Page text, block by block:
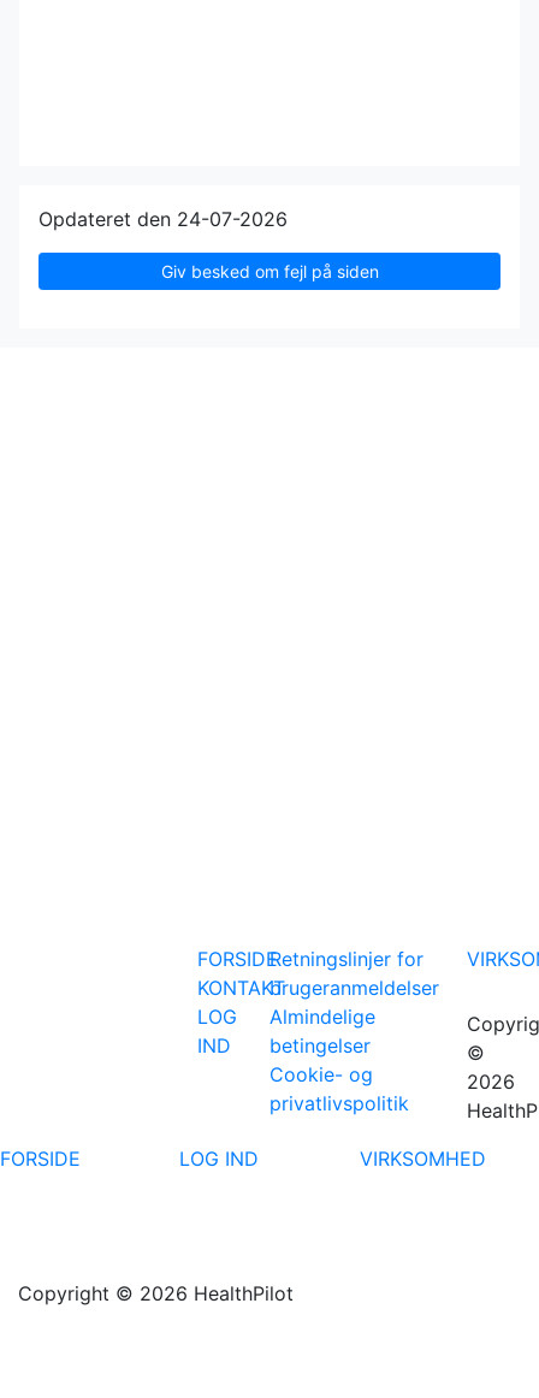
Opdateret den 24-07-2026
Giv besked om fejl på siden
FORSIDE
KONTAKT
LOG
IND
Retningslinjer for
brugeranmeldelser
Almindelige
betingelser
Cookie- og
privatlivspolitik
©
2026
FORSIDE
LOG IND VIRKSOMHED
Copyright © 2026 HealthPilot